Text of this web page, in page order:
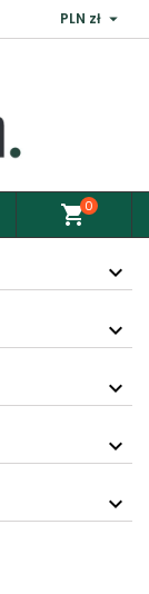
PLN zł 
shopping_cart0
×
się
Zaloguj